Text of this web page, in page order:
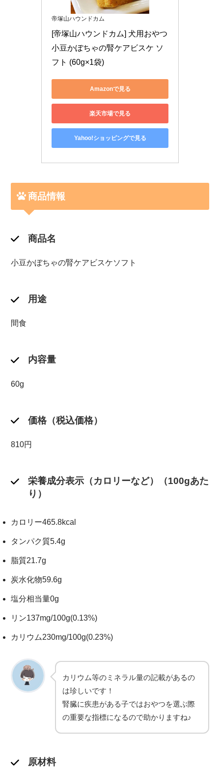
帝塚山ハウンドカム
[帝塚山ハウンドカム] 犬用おやつ
小豆かぼちゃの腎ケアビスケ ソ
フト (60g×1袋)
Amazonで見る
楽天市場で見る
Yahoo!ショッピングで見る
商品情報
商品名
小豆かぼちゃの腎ケアビスケソフト
用途
間食
内容量
60g
価格（税込価格）
810円
栄養成分表示（カロリーなど）（100gあた
り）
カロリー465.8kcal
タンパク質5.4g
脂質21.7g
炭水化物59.6g
塩分相当量0g
リン137mg/100g(0.13%)
カリウム230mg/100g(0.23%)
カリウム等のミネラル量の記載があるの
は珍しいです！
腎臓に疾患がある子ではおやつを選ぶ際
の重要な指標になるので助かりますね♪
原材料